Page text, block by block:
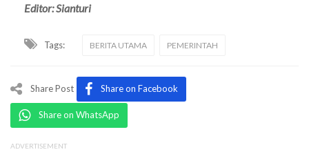
Editor: Sianturi
Tags: BERITA UTAMA PEMERINTAH
Share Post Share on Facebook
Share on WhatsApp
ADVERTISEMENT